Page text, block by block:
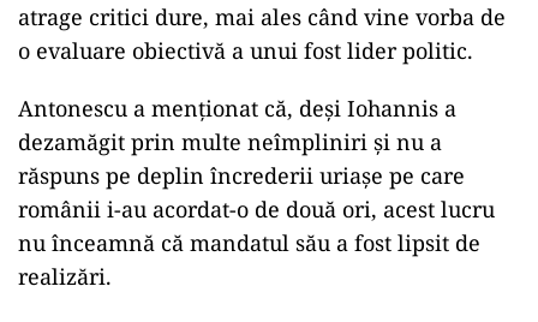
atrage critici dure, mai ales când vine vorba de
o evaluare obiectivă a unui fost lider politic.
ad